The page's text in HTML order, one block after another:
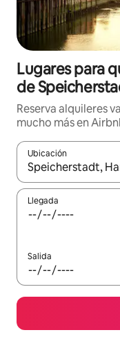
Lugares para
de
Reserva alquileres
mucho más en
Ubicación
Cuando los
Llegada
Salida